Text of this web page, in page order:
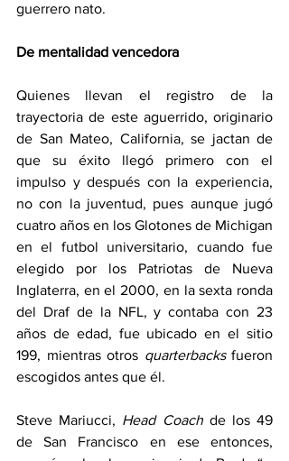
guerrero nato.
De mentalidad vencedora
Quienes llevan el registro de la
trayectoria de este aguerrido, originario
de San Mateo, California, se jactan de
que su éxito llegó primero con el
impulso y después con la experiencia,
no con la juventud, pues aunque jugó
cuatro años en los Glotones de Michigan
en el futbol universitario, cuando fue
elegido por los Patriotas de Nueva
Inglaterra, en el 2000, en la sexta ronda
del Draf de la NFL, y contaba con 23
años de edad, fue ubicado en el sitio
199, mientras otros quarterbacks fueron
escogidos antes que él.
Steve Mariucci, Head Coach de los 49
de San Francisco en ese entonces,